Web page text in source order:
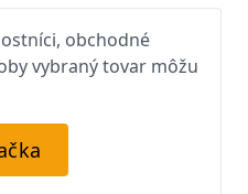
obchodné
vybraný tovar môžu